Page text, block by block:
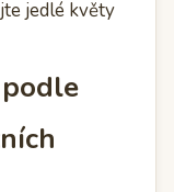
jedlé květy